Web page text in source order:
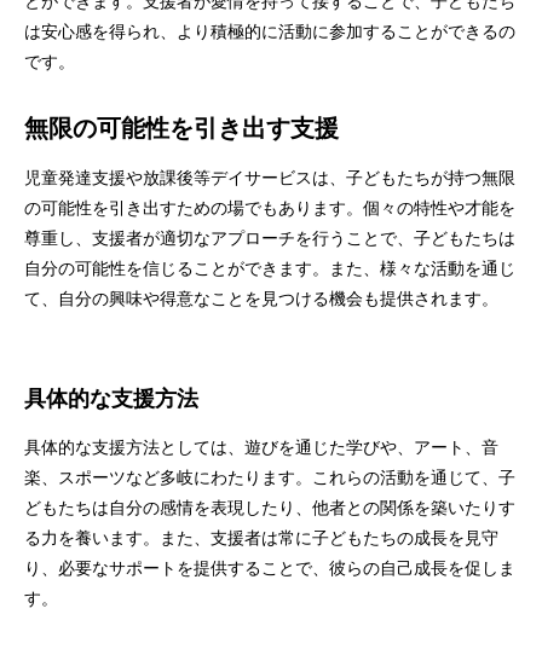
は安心感を得られ、より積極的に活動に参加することができるの
です。
無限の可能性を引き出す支援
児童発達支援や放課後等デイサービスは、子どもたちが持つ無限
の可能性を引き出すための場でもあります。個々の特性や才能を
尊重し、支援者が適切なアプローチを行うことで、子どもたちは
自分の可能性を信じることができます。また、様々な活動を通じ
て、自分の興味や得意なことを見つける機会も提供されます。
具体的な支援方法
具体的な支援方法としては、遊びを通じた学びや、アート、音
楽、スポーツなど多岐にわたります。これらの活動を通じて、子
どもたちは自分の感情を表現したり、他者との関係を築いたりす
る力を養います。また、支援者は常に子どもたちの成長を見守
り、必要なサポートを提供することで、彼らの自己成長を促しま
す。